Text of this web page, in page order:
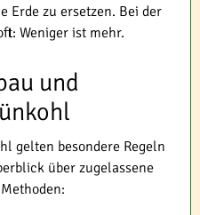
Erde zu ersetzen. Bei der
Weniger ist mehr.
und
gelten besondere Regeln
über zugelassene